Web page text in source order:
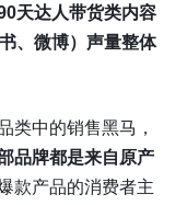
天达人带货类内容
、微博）声量整体
类中的销售黑马，
品牌都是来自原产
款产品的消费者主